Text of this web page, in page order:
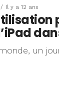
Il y a 12 ans
un